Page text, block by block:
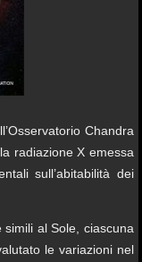
Chandra
radiazione X emessa
sull’abitabilità dei
al Sole, ciascuna
le variazioni nel